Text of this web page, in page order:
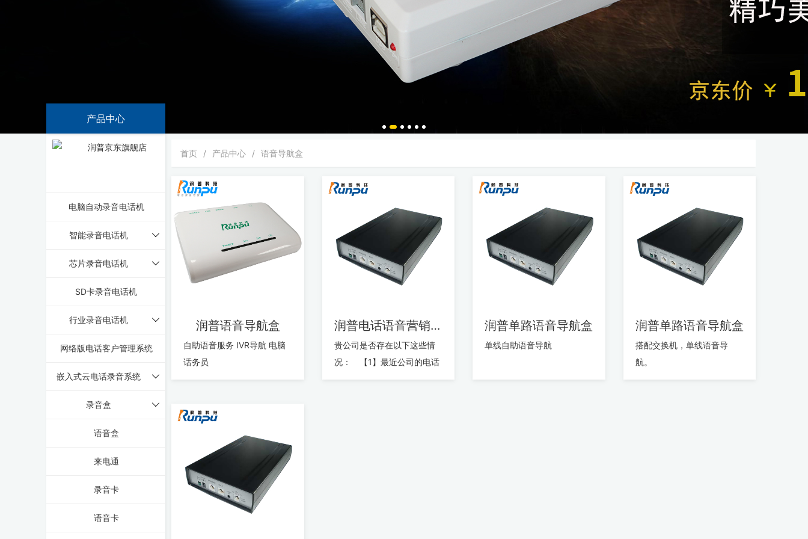
产品中心
电脑自动录音电话机
智能录音电话机
芯片录音电话机
SD卡录音电话机
行业录音电话机
网络版电话客户管理系统
嵌入式云电话录音系统
录音盒
语音盒
来电通
录音卡
语音卡
首页 / 产品中心 / 语音导航盒
润普语音导航盒
自助语音服务 IVR导航 电脑
话务员
润普电话语音营销系统
贵公司是否存在以下这些情
况： 【1】最近公司的电话
费是否有点儿大的离谱？
润普单路语音导航盒
单线自助语音导航
润普单路语音导航盒
搭配交换机，单线语音导
航。